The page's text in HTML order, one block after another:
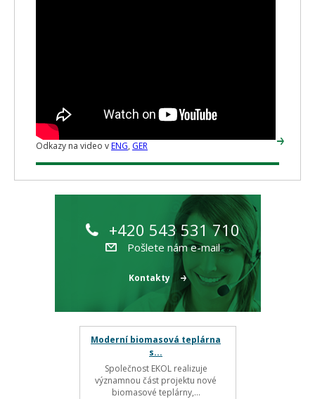
Odkazy na video vENG, GER
+420 543 531 710
Pošlete nám e-mail
Kontakty
Moderní biomasová teplárna
s...
Společnost EKOL realizuje
významnou část projektu nové
biomasové teplárny,...